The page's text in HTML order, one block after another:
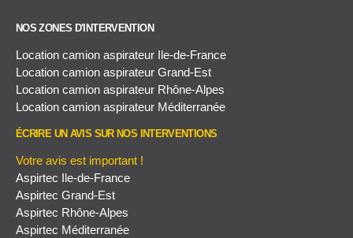
NOS ZONES D'INTERVENTION
Location camion aspirateur Ile-de-France
Location camion aspirateur Grand-Est
Location camion aspirateur Rhône-Alpes
Location camion aspirateur Méditerranée
ÉCRIRE UN AVIS SUR NOS INTERVENTIONS
Votre avis est important !
Aspirtec Ile-de-France
Aspirtec Grand-Est
Aspirtec Rhône-Alpes
Aspirtec Méditerranée